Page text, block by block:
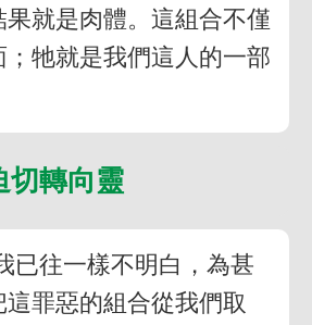
果就是肉體。這組合不僅
；牠就是我們這人的一部
切轉向靈
已往一樣不明白，為甚
罪惡的組合從我們取